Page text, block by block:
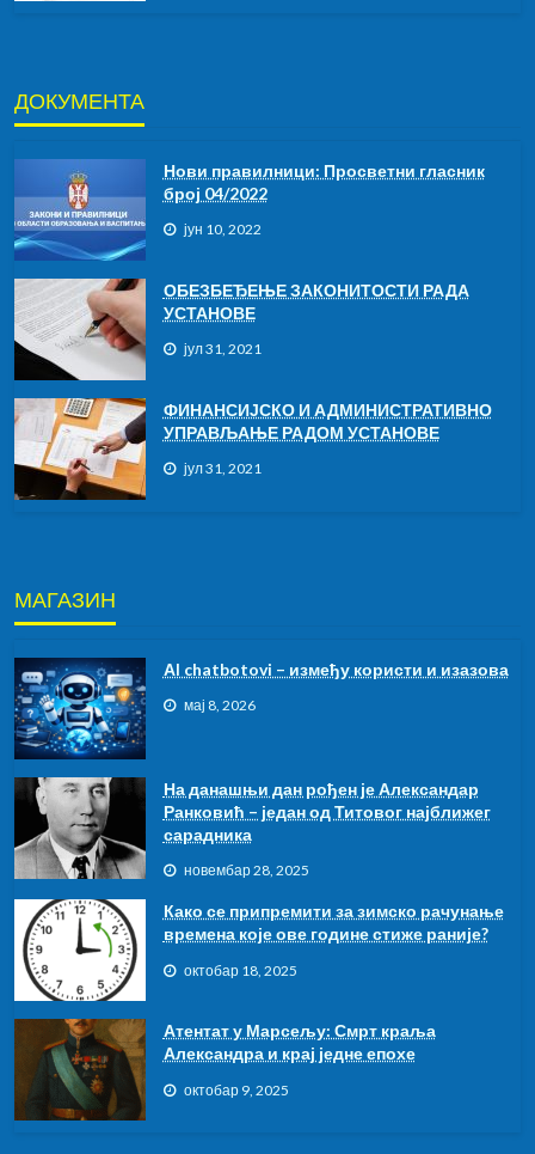
ДОКУМЕНТА
Нови правилници: Просветни гласник
број 04/2022
јун 10, 2022
ОБЕЗБЕЂЕЊЕ ЗАКОНИТОСТИ РАДА
УСТАНОВЕ
јул 31, 2021
ФИНАНСИЈСКО И АДМИНИСТРАТИВНО
УПРАВЉАЊЕ РАДОМ УСТАНОВЕ
јул 31, 2021
МАГАЗИН
АI chatbotovi – између користи и изазова
мај 8, 2026
На данашњи дан рођен је Александар
Ранковић – један од Титовог најближег
сарадника
новембар 28, 2025
Како се припремити за зимско рачунање
времена које ове године стиже раније?
октобар 18, 2025
Атентат у Марсељу: Смрт краља
Александра и крај једне епохе
октобар 9, 2025